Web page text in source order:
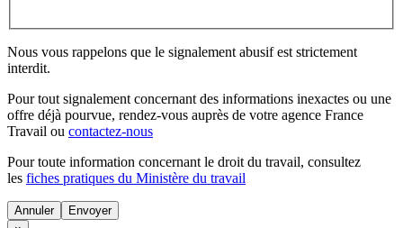
Nous vous rappelons que le signalement abusif est strictement
interdit.
Pour tout signalement concernant des informations inexactes ou une
offre déjà pourvue, rendez-vous auprès de votre agence France
Travail ou contactez-nous
Pour toute information concernant le droit du travail, consultez
les fiches pratiques du Ministère du travail
Annuler